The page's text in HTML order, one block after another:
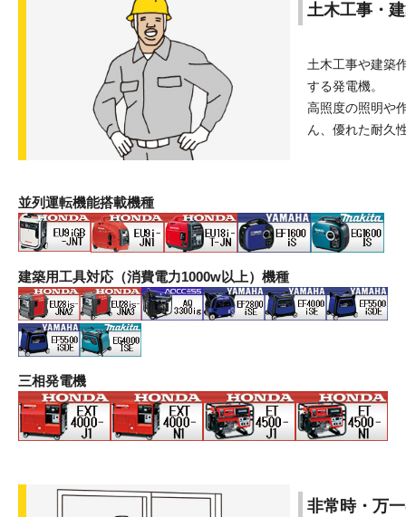
土木工事・
土木工事や建築
する発電機。
高照度の照明や
ん、優れた耐久
並列運転機能搭載機種
建築用工具対応（消費電力1000w以上）機種
三相発電機
非常時・万